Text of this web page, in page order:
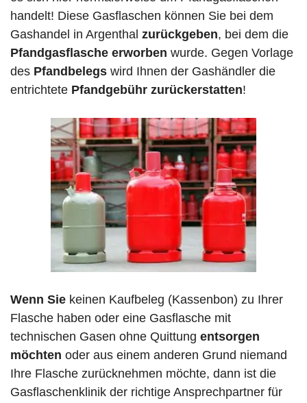
handelt! Diese Gasflaschen können Sie bei dem
Gashandel in Argenthal zurückgeben, bei dem die
Pfandgasflasche erworben wurde. Gegen Vorlage
des Pfandbelegs wird Ihnen der Gashändler die
entrichtete Pfandgebühr zurückerstatten!
Wenn Sie keinen Kaufbeleg (Kassenbon) zu Ihrer
Flasche haben oder eine Gasflasche mit
technischen Gasen ohne Quittung entsorgen
möchten oder aus einem anderen Grund niemand
Ihre Flasche zurücknehmen möchte, dann ist die
Gasflaschenklinik der richtige Ansprechpartner für